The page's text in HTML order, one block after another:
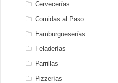
Cervecerías
Comidas al Paso
Hamburgueserías
Heladerías
Parrillas
Pizzerías